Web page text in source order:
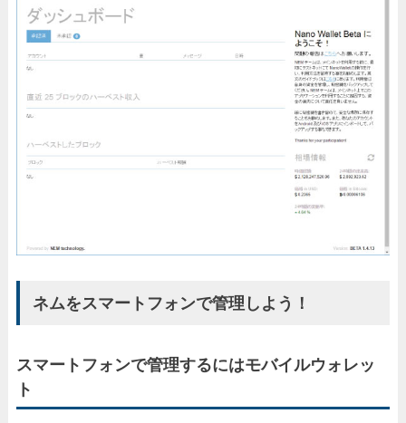
ネムをスマートフォンで管理しよう！
スマートフォンで管理するにはモバイルウォレッ
ト